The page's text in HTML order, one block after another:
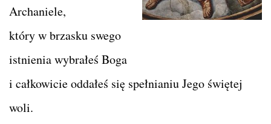
Archaniele,
który w brzasku swego
istnienia wybrałeś Boga
i całkowicie oddałeś się spełnianiu Jego świętej
woli.